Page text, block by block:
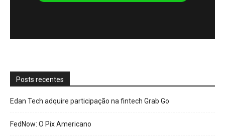
Posts recentes
Edan Tech adquire participação na fintech Grab Go
FedNow: O Pix Americano